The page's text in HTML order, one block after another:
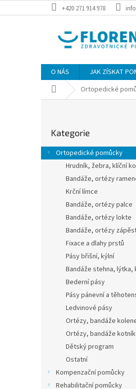
na
+420 271 914 978
O NÁS JAK ZÍSKAT
Domů Ortopedické
r
a
kategorie
Kategorie
Ortopedické pomůcky
Hrudník, žebra, klíční
Bandáže, ortézy
Krční límce
Bandáže, ortézy palce
Bandáže, ortézy lokte
Bandáže, ortézy
Fixace a dlahy prstů
Pásy břišní, kýlní
Bandáže stehna, lýtka,
Bederní pásy
Pásy pánevní a
Ledvinové pásy
Ortézy, bandáže
Ortézy, bandáže
Dětský program
Ostatní
Kompenzační pomůcky
Rehabilitační pomůcky